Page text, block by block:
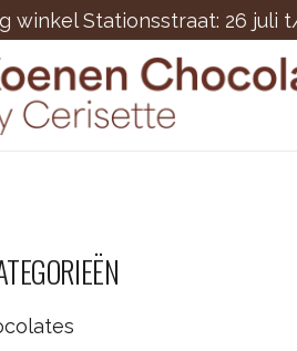
winkel Stationsstraat: 26 juli